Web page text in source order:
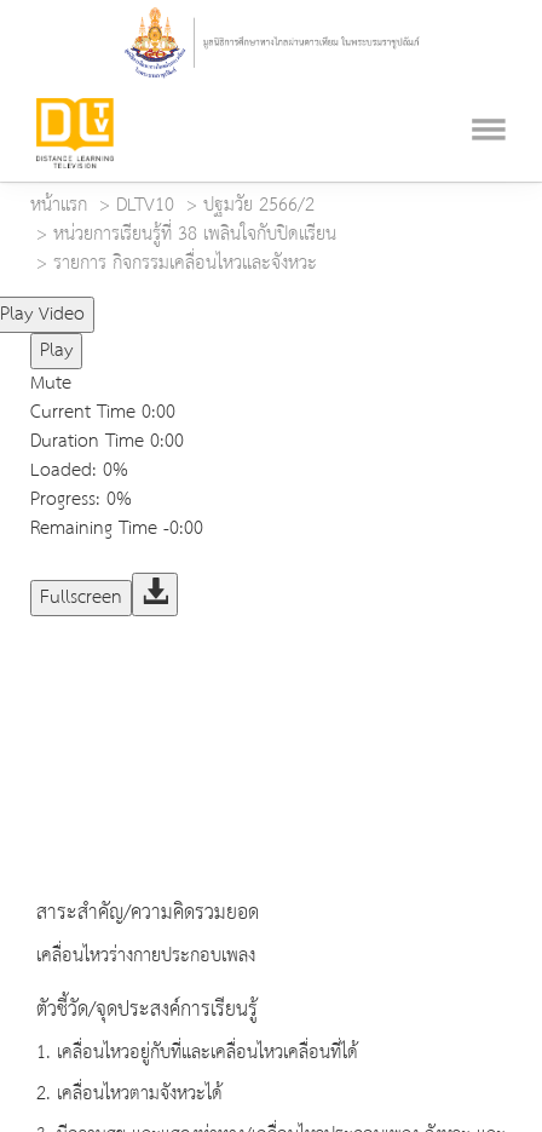
หน้าแรก DLTV10
ปฐมวัย 2566/2
หน่วยการเรียนรู้ที่ 38 เพลินใจกับปิดเเรียน
รายการ กิจกรรมเคลื่อนไหวและจังหวะ
Play Video
Play
Mute
Current Time0:00
Duration Time0:00
Loaded: 0%
Progress: 0%
Remaining Time-0:00
Fullscreen
สาระสำคัญ/ความคิดรวมยอด
เคลื่อนไหวร่างกายประกอบเพลง
ตัวชี้วัด/จุดประสงค์การเรียนรู้
1. เคลื่อนไหวอยู่กับที่และเคลื่อนไหวเคลื่อนที่ได้
2. เคลื่อนไหวตามจังหวะได้